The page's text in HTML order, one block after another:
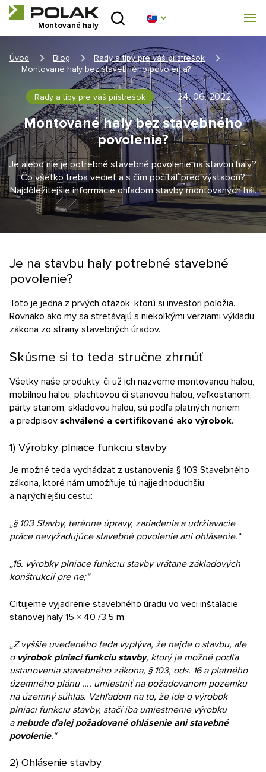
Montované haly
Úvod
O nás
Montované haly
Stanové haly
Technické parametry
Blog
Realizácia
Nezáväzný dopyt
Úvod Blog
Rady a tipy pre váš prístrešok
Montované haly bez stavebného povolenia?
Rady a tipy pre váš prístrešok 24. 06. 2022
Montované haly bez stavebného
povolenia?
Je alebo nie je potrebné stavebné povolenie na stavbu haly?
Čo všetko treba vedieť a s čím počítať pred výstabou?
Najdôležitejšie informácie ohľadom stavby montovaných hál.
Je na stavbu haly potrebné stavebné
povolenie?
Toto je jedna z prvých otázok, ktorú si investori položia.
Rovnako ako my sa stretávajú s niekoľkými verziami výkladu
zákona zo strany stavebných úradov.
Skúsme si to teda stručne zhrnúť
Všetky naše produkty, či už ich nazveme montovanou halou,
mobilnou halou, plachtovou či stanovou halou, veľkostanom,
párty stanom, skladovou halou, sú podľa platných noriem
a predpisov schválené a certifikované ako výrobok.
1) Výrobky plniace funkciu stavby
Je možné teda vychádzať z ustanovenia § 103 Stavebného
zákona, ktoré nám umožňuje tú najjednoduchšiu
a najrýchlejšiu cestu:
„§ 103 Stavby, terénne úpravy, zariadenia a udržiavacie
práce nevyžadujúce stavebné povolenie ani ohlásenie.“
„16. výrobky plniace funkciu stavby vrátane základových
konštrukcií pre ne;“
Citujeme vyjadrenie stavebného úradu vo veci inštalácie
stanovej haly 15 × 40 /3,5 m:
„Z vyššie uvedeného teda vyplýva, že nejde o stavbu, ale
o výrobok plniaci funkciu stavby, ktorý je možné podľa
ustanovenia stavebného zákona, § 103, ods. 16 a platného
územného plánu .... umiestniť na požadovanom pozemku
na územný súhlas. Vzhľadom na to, že ide o výrobok
plniaci funkciu stavby, stačí iba umiestnenie výrobku
a nebude ďalej požadované ohlásenie ani stavebné
povolenie.“
2) Ohlásenie stavby